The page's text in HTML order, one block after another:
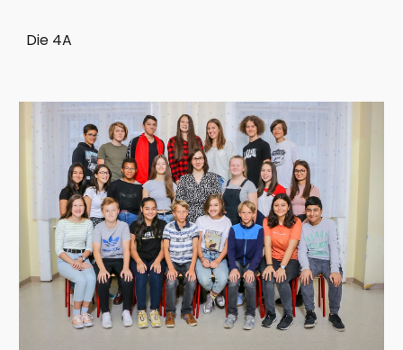
Die 4A